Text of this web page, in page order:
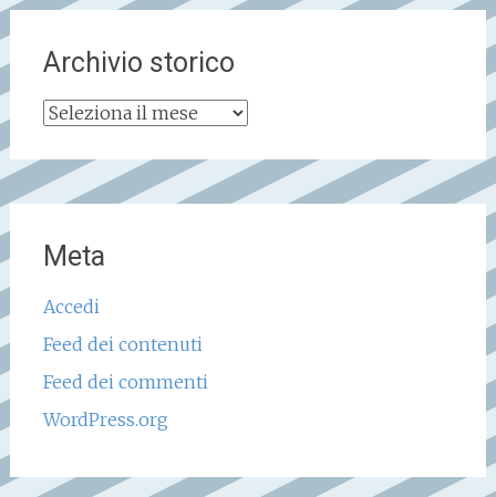
Archivio storico
Archivio
Meta
Accedi
Feed dei contenuti
Feed dei commenti
WordPress.org